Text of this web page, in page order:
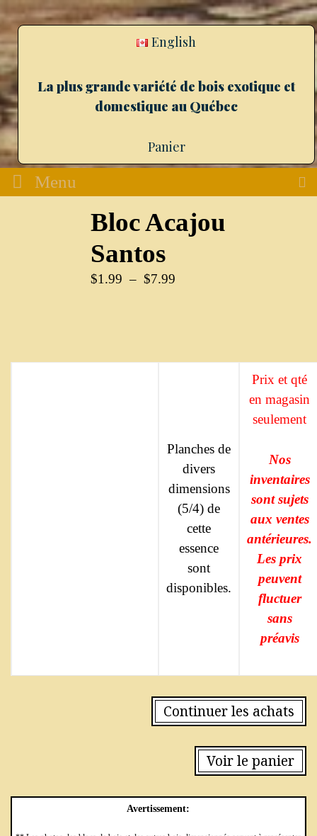
English
La plus grande variété de bois exotique et
domestique au Québec
Panier
Menu
Bloc Acajou
Santos
$1.99 – $7.99
Planches de
divers
dimensions
(5/4) de
cette
essence
sont
disponibles.
Prix et qté
en magasin
seulement
Nos
inventaires
sont sujets
aux ventes
antérieures.
Les prix
peuvent
fluctuer
sans
préavis
Continuer les achats
Voir le panier
Avertissement: